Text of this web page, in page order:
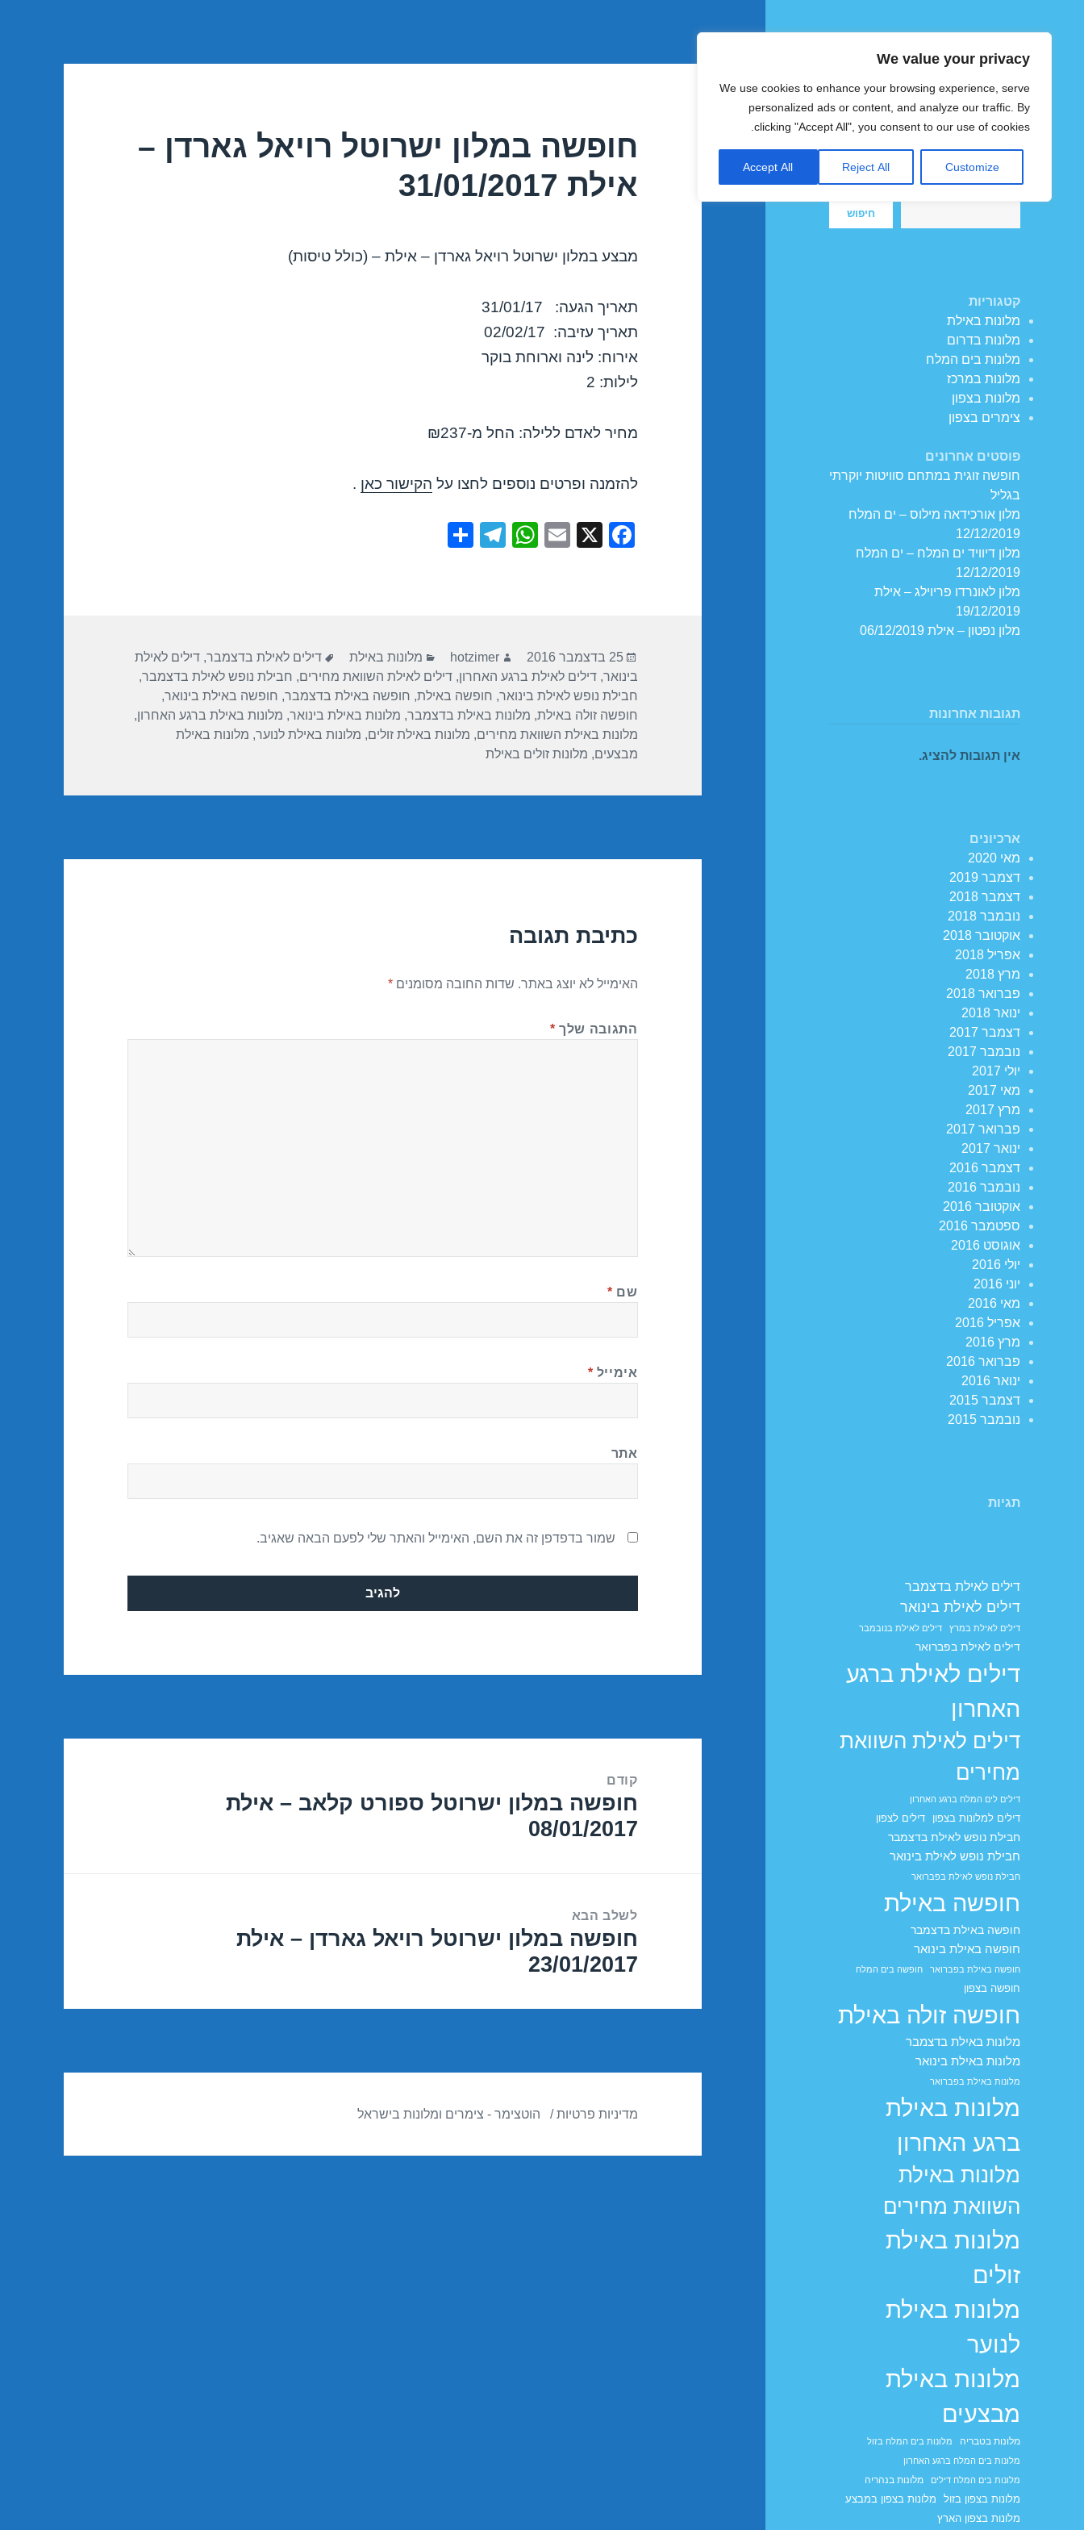
We value your privacy
We use cookies to enhance your browsing experience, serve
personalized ads or content, and analyze our traffic. By
clicking "Accept All", you consent to our use of cookies.
Customize
Reject All
Accept All
צימרים ומלונות זולים בישראל
חיפוש
חיפוש
קטגוריות
מלונות באילת
מלונות בדרום
מלונות בים המלח
מלונות במרכז
מלונות בצפון
צימרים בצפון
פוסטים אחרונים
חופשה זוגית במתחם סוויטות יוקרתי
בגליל
מלון אורכידאה מילוס – ים המלח
12/12/2019
מלון דיוויד ים המלח – ים המלח
12/12/2019
מלון לאונרדו פריוילג – אילת
19/12/2019
מלון נפטון – אילת 06/12/2019
תגובות אחרונות
אין תגובות להציג.
ארכיונים
מאי 2020
דצמבר 2019
דצמבר 2018
נובמבר 2018
אוקטובר 2018
אפריל 2018
מרץ 2018
פברואר 2018
ינואר 2018
דצמבר 2017
נובמבר 2017
יולי 2017
מאי 2017
מרץ 2017
פברואר 2017
ינואר 2017
דצמבר 2016
נובמבר 2016
אוקטובר 2016
ספטמבר 2016
אוגוסט 2016
יולי 2016
יוני 2016
מאי 2016
אפריל 2016
מרץ 2016
פברואר 2016
ינואר 2016
דצמבר 2015
נובמבר 2015
תגיות
דילים לאילת בדצמבר
דילים לאילת בינואר
דילים לאילת במרץ דילים לאילת בנובמבר
דילים לאילת בפברואר
דילים לאילת ברגע
האחרון
דילים לאילת השוואת
מחירים
דילים לים המלח ברגע האחרון
דילים למלונות בצפון דילים לצפון
חבילת נופש לאילת בדצמבר
חבילת נופש לאילת בינואר
חבילת נופש לאילת בפברואר
חופשה באילת
חופשה באילת בדצמבר
חופשה באילת בינואר
חופשה באילת בפברואר חופשה בים המלח
חופשה בצפון
חופשה זולה באילת
מלונות באילת בדצמבר
מלונות באילת בינואר
מלונות באילת בפברואר
מלונות באילת
ברגע האחרון
מלונות באילת
השוואת מחירים
מלונות באילת
זולים
מלונות באילת
לנוער
מלונות באילת
מבצעים
מלונות בטבריה
מלונות בים המלח בזול
מלונות בים המלח ברגע האחרון
מלונות בים המלח דילים
מלונות בנהריה
מלונות בצפון בזול
מלונות בצפון במבצע
מלונות בצפון הארץ
חופשה במלון ישרוטל רויאל גארדן –
אילת 31/01/2017
מבצע במלון ישרוטל רויאל גארדן – אילת – (כולל טיסות)
תאריך הגעה: 31/01/17
תאריך עזיבה: 02/02/17
אירוח: לינה וארוחת בוקר
לילות: 2
מחיר לאדם ללילה: החל מ-₪237
להזמנה ופרטים נוספים לחצו על הקישור כאן .
F
o
o
k
X
E
W
p
p
T
m
פורסם
בתאריך
25 בדצמבר 2016 מחבר
hotzimer קטגוריות
מלונות באילת תגיות
דילים לאילת בדצמבר,דילים לאילת
בינואר,דילים לאילת ברגע האחרון,דילים לאילת השוואת מחירים, חבילת נופש לאילת בדצמבר,
חבילת נופש לאילת בינואר, חופשה באילת, חופשה באילת בדצמבר, חופשה באילת בינואר,
חופשה זולה באילת, מלונות באילת בדצמבר, מלונות באילת בינואר, מלונות באילת ברגע האחרון,
מלונות באילת השוואת מחירים, מלונות באילת זולים, מלונות באילת לנוער, מלונות באילת
מבצעים, מלונות זולים באילת
כתיבת תגובה
האימייל לא יוצג באתר. שדות החובה מסומנים*
התגובה שלך *
שם *
אימייל *
אתר
שמור בדפדפן זה את השם, האימייל והאתר שלי לפעם הבאה שאגיב.
קודם
הפוסט
הקודם:
חופשה במלון ישרוטל ספורט קלאב – אילת
08/01/2017
לשלב הבא
הפוסט
הבא:
חופשה במלון ישרוטל רויאל גארדן – אילת
23/01/2017
מדיניות פרטיות הוטצימר - צימרים ומלונות בישראל